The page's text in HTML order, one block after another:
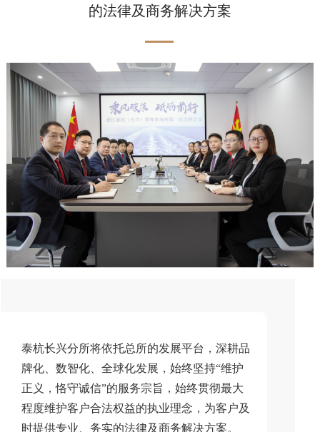
的法律及商务解决方案
泰杭长兴分所将依托总所的发展平台，深耕品
牌化、数智化、全球化发展，始终坚持“维护
正义，恪守诚信”的服务宗旨，始终贯彻最大
程度维护客户合法权益的执业理念，为客户及
时提供专业、务实的法律及商务解决方案。